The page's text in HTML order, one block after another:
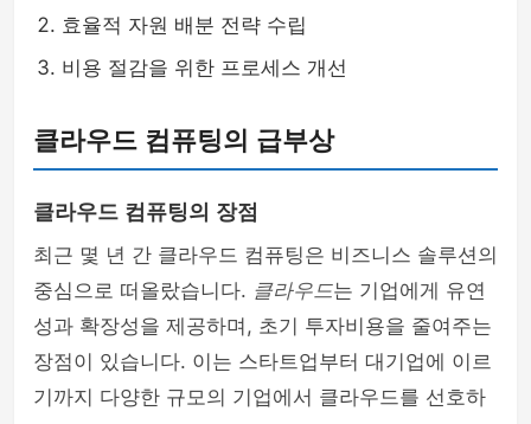
효율적 자원 배분 전략 수립
비용 절감을 위한 프로세스 개선
클라우드 컴퓨팅의 급부상
클라우드 컴퓨팅의 장점
최근 몇 년 간 클라우드 컴퓨팅은 비즈니스 솔루션의
중심으로 떠올랐습니다. 클라우드는 기업에게 유연
성과 확장성을 제공하며, 초기 투자비용을 줄여주는
장점이 있습니다. 이는 스타트업부터 대기업에 이르
기까지 다양한 규모의 기업에서 클라우드를 선호하